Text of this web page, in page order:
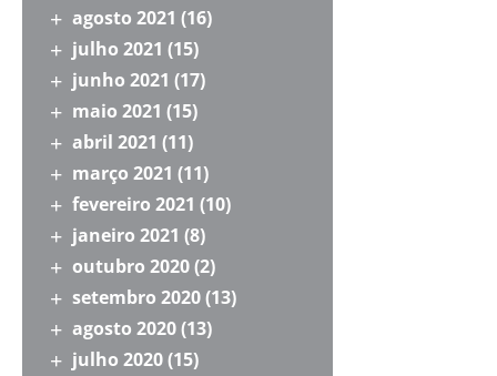
agosto 2021 (16)
julho 2021 (15)
junho 2021 (17)
maio 2021 (15)
abril 2021 (11)
março 2021 (11)
fevereiro 2021 (10)
janeiro 2021 (8)
outubro 2020(2)
setembro 2020(13)
agosto 2020(13)
julho 2020(15)